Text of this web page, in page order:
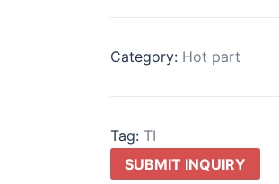
Category: Hot part
Tag: TI
SUBMIT INQUIRY